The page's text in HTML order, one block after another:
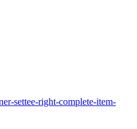
settee-right-complete-item-